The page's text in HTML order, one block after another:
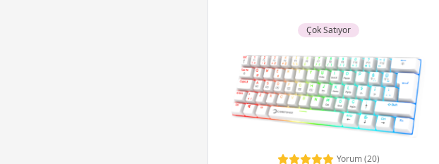
Çok Satıyor
Yorum (20)